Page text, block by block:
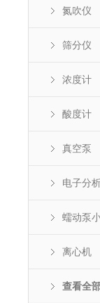
氮吹仪
筛分仪
浓度计
酸度计
真空泵
电子分
蠕动泵
离心机
查看全